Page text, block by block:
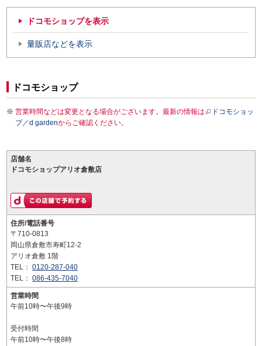
ドコモショップを表示
量販店などを表示
ドコモショップ
営業時間などは変更となる場合がございます。最新の情報は
ドコモショッ
プ／d gardenからご確認ください。
店舗名
ドコモショップアリオ倉敷店
住所/電話番号
〒710-0813
岡山県倉敷市寿町12-2
アリオ倉敷 1階
TEL： 0120-287-040
TEL： 086-435-7040
営業時間
午前10時〜午後9時
受付時間
午前10時〜午後8時